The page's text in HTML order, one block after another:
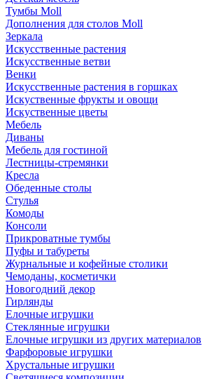
Тумбы Moll
Дополнения для столов Moll
Зеркала
Искусственные растения
Искусственные ветви
Венки
Искусственные растения в горшках
Искуственные фрукты и овощи
Искуственные цветы
Мебель
Диваны
Мебель для гостиной
Лестницы-стремянки
Кресла
Обеденные столы
Стулья
Комоды
Консоли
Прикроватные тумбы
Пуфы и табуреты
Журнальные и кофейные столики
Чемоданы, косметички
Новогодний декор
Гирлянды
Елочные игрушки
Стеклянные игрушки
Елочные игрушки из других материалов
Фарфоровые игрушки
Хрустальные игрушки